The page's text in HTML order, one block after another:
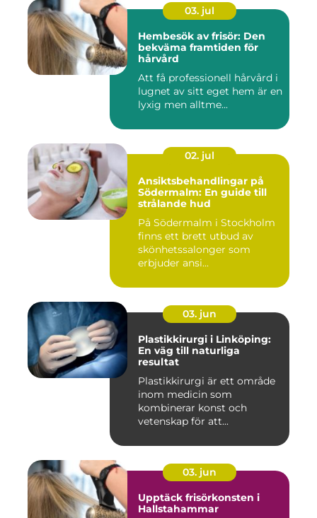
03. jul
Hembesök av frisör: Den
bekväma framtiden för
hårvård
Att få professionell hårvård i
lugnet av sitt eget hem är en
lyxig men alltme...
02. jul
Ansiktsbehandlingar på
Södermalm: En guide till
strålande hud
På Södermalm i Stockholm
finns ett brett utbud av
skönhetssalonger som
erbjuder ansi...
03. jun
Plastikkirurgi i Linköping:
En väg till naturliga
resultat
Plastikkirurgi är ett område
inom medicin som
kombinerar konst och
vetenskap för att...
03. jun
Upptäck frisörkonsten i
Hallstahammar